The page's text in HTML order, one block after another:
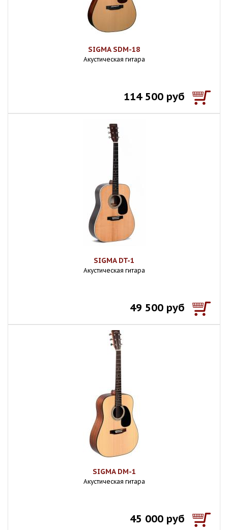
SIGMA SDM-18
Акустическая гитара
114 500 руб
SIGMA DT-1
Акустическая гитара
49 500 руб
SIGMA DM-1
Акустическая гитара
45 000 руб